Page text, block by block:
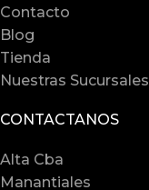
Contacto
Blog
Tienda
Nuestras Sucursales
CONTACTANOS
Alta Cba
Manantiales